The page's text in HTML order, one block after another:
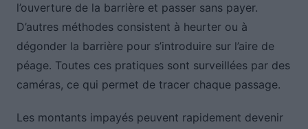
l’ouverture de la barrière et passer sans payer.
D’autres méthodes consistent à heurter ou à
dégonder la barrière pour s’introduire sur l’aire de
péage. Toutes ces pratiques sont surveillées par des
caméras, ce qui permet de tracer chaque passage.
Les montants impayés peuvent rapidement devenir